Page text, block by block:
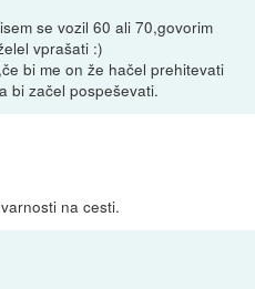
se vozil 60 ali 70,govorim
vprašati :)
bi me on že hačel prehitevati
bi začel pospeševati.
na cesti.